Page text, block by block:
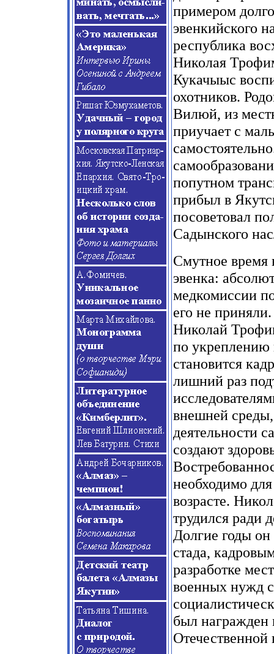
примером
эвенкийского
республика
Николая
Кукачыыс
охотников.
Вилюй, из
приучает с
попутном
прибыл в
посоветовал
Садынского
Смутное время
эвенка:
медкомиссии
его не
Николай
по укреплению
становится
лишний раз
внешней
деятельности
создают
необходимо
возрасте.
трудился ради
Долгие годы он
стада,
разработке
военных нужд
был награжден